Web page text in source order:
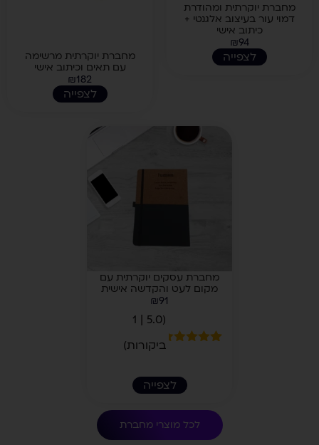
מחברת יוקרתית ומהודרת
דמוי עור בעיצוב אלגנטי +
כיתוב אישי
₪94
לצפייה
מחברת יוקרתית מרשימה
עם תאים וכיתוב אישי
₪182
לצפייה
מחברת עסקים יוקרתית עם
מקום לעט והקדשה אישית
₪91
מבוסס על
דירוגים של
(5.0 | 1
ביקורות)
לצפייה
לכל מוצרימחברת